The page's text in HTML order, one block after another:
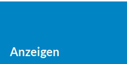
Anzeigen